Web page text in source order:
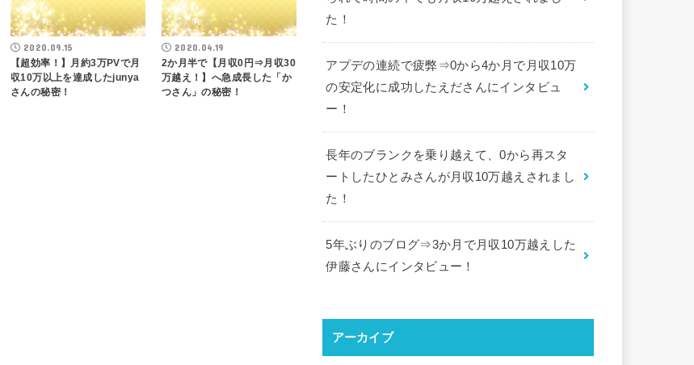
2020.09.15
【超効率！】月約3万PVで月
収10万以上を達成したjunya
さんの秘密！
2020.04.19
2か月半で【月収0円⇒月収30
万越え！】へ急成長した「か
つさん」の秘密！
た！
アプデの連続で疲弊⇒0から4か月で月収10万
の安定化に成功したえださんにインタビュ
ー！
長年のブランクを乗り越えて、0から再スタ
ートしたひとみさんが月収10万越えされまし
た！
5年ぶりのブログ⇒3か月で月収10万越えした
伊藤さんにインタビュー！
アーカイブ